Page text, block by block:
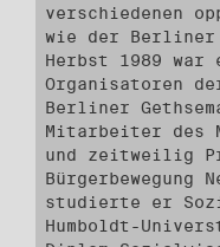
verschiedenen
wie der Berliner
Herbst 1989
Organisatoren
Berliner
Mitarbeiter des
und zeitweilig
Bürgerbewegung
studierte er
Humboldt-